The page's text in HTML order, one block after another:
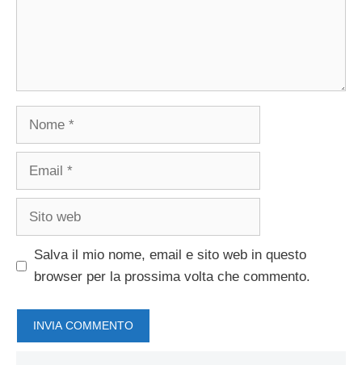
Nome
Email
Sito
Salva il mio nome, email e sito web in questo
browser per la prossima volta che commento.